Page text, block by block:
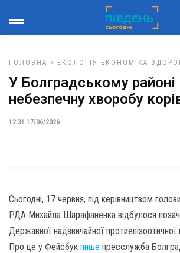
ГОЛОВНА » ЕКОЛОГІЯ ЕКОНОМІКА
У Болградському районі
небезпечну хворобу
12:31 17/06/2026
Сьогодні, 17 червня, під керівництвом
РДА Михайла Шарафаненка відбулося
Державної надзвичайної
Про це у Фейсбук пише пресслужба